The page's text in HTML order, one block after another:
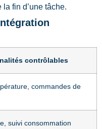
fin d’une tâche.
contrôlables
commandes de
suivi consommation